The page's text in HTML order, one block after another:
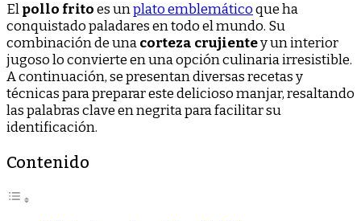
Elpollo fritoes unplato emblemáticoque ha
conquistado paladares en todo el mundo. Su
combinación de unacorteza crujientey un interior
jugoso lo convierte en una opción culinaria irresistible.
A continuación, se presentan diversas recetas y
técnicas para preparar este delicioso manjar, resaltando
las palabras clave en negrita para facilitar su
identificación.
Contenido